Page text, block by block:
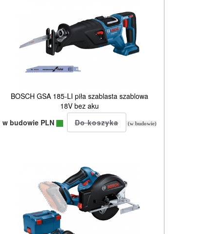
BOSCH GSA 185-LI piła szablasta szablowa
18V bez aku
w budowie PLN
(w budowie)